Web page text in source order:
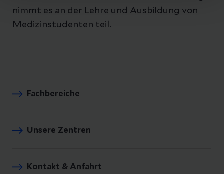
nimmt es an der Lehre und Ausbildung von
Medizinstudenten teil.
Fachbereiche
Unsere Zentren
Kontakt & Anfahrt